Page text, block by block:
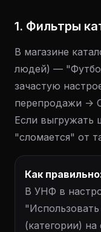
1. Фильтры
В магазине
людей) —
зачастую
перепродажи -
Если выгружать
"сломается" от
Как
В УНФ в
(категории)